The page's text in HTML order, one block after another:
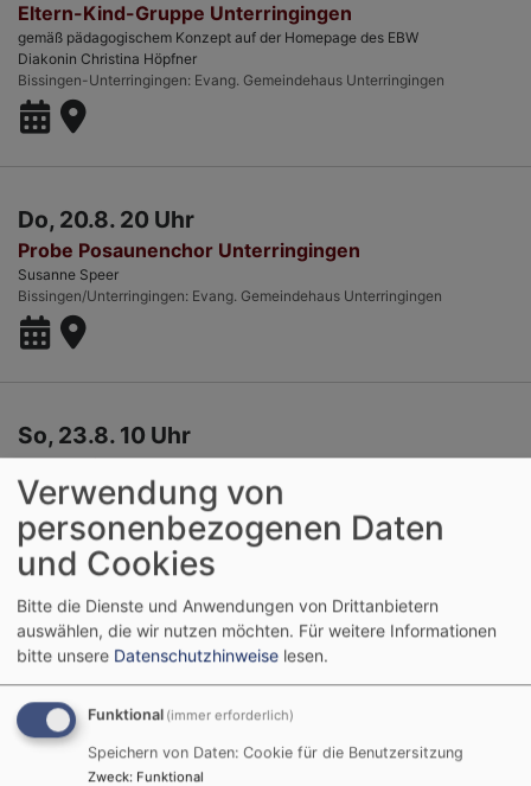
Eltern-Kind-Gruppe Unterringingen
gemäß pädagogischem Konzept auf der Homepage des EBW
Diakonin Christina Höpfner
Bissingen-Unterringingen Evang. Gemeindehaus Unterringingen
Do, 20.8. 20 Uhr
Probe Posaunenchor Unterringingen
Susanne Speer
Bissingen/Unterringingen Evang. Gemeindehaus Unterringingen
So, 23.8. 10 Uhr
Gottesdienst
Diakon Stephan Höpfner
Bissingen-Unterringingen
Unterringingen St.-Laurentius-Kirche
Do, 27.8. 8:30-10 Uhr
Eltern-Kind-Gruppe Unterringingen
gemäß pädagogischem Konzept auf der Homepage des EBW
Diakonin Christina Höpfner
Bissingen-Unterringingen Evang. Gemeindehaus Unterringingen
Verwendung von
personenbezogenen Daten
und Cookies
Bitte die Dienste und Anwendungen von Drittanbietern
auswählen, die wir nutzen möchten. Für weitere Informationen
bitte unsere Datenschutzhinweise lesen.
Funktional (immer erforderlich)
Speichern von Daten: Cookie für die Benutzersitzung
Zweck: Funktional